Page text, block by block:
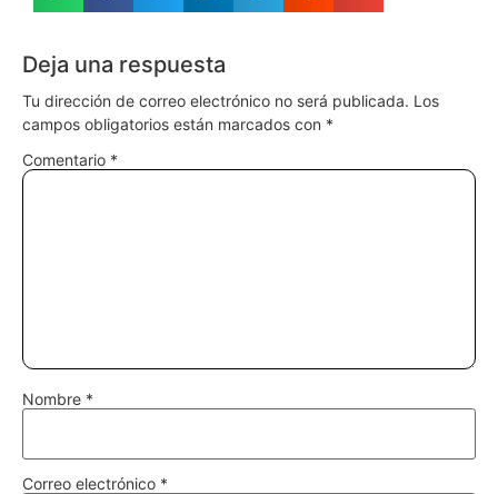
Deja una respuesta
Tu dirección de correo electrónico no será publicada. Los
campos obligatorios están marcados con *
Comentario *
Nombre *
Correo electrónico *